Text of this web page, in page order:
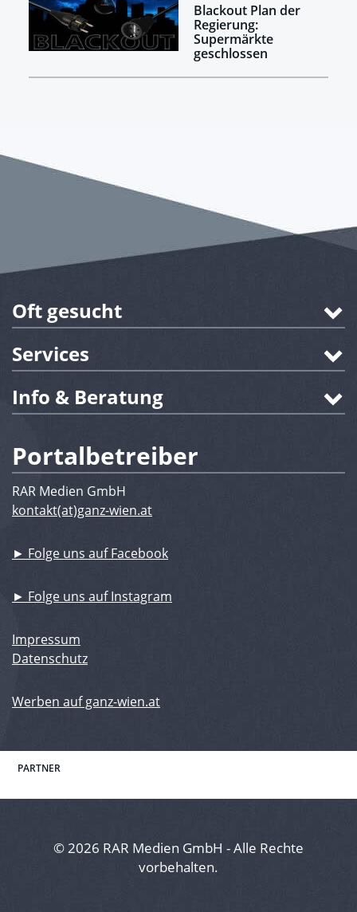
Blackout Plan der
Regierung:
Supermärkte
geschlossen
Oft gesucht
Services
Info & Beratung
Portalbetreiber
RAR Medien GmbH
kontakt(at)ganz-wien.at
► Folge uns auf Facebook
► Folge uns auf Instagram
Impressum
Datenschutz
Werben auf ganz-wien.at
PARTNER
© 2026 RAR Medien GmbH - Alle Rechte
vorbehalten.